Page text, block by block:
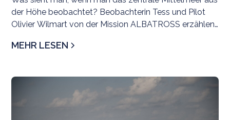
der Höhe beobachtet? Beobachterin Tess und Pilot
Olivier Wilmart von der Mission ALBATROSS erzählen,
unabhängige Zeugenschaft über See heute so wichtig
MEHR LESEN